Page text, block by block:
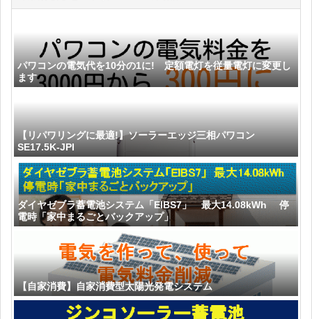
パワコンの電気代を10分の1に! 定額電灯を従量電灯に変更し
ます
【リパワリングに最適!】ソーラーエッジ三相パワコン
SE17.5K-JPI
ダイヤゼブラ蓄電池システム「EIBS7」 最大14.08kWh 停
電時「家中まるごとバックアップ」
【自家消費】自家消費型太陽光発電システム